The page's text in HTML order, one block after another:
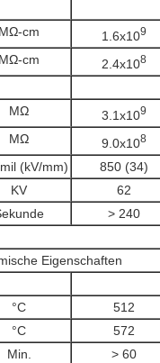
MΩ-cm 1.6x109
MΩ-cm 2.4x108
MΩ 3.1x109
MΩ 9.0x108
(kV/mm) 850 (34)
KV 62
> 240
Eigenschaften
°C 512
°C 572
Min. > 60